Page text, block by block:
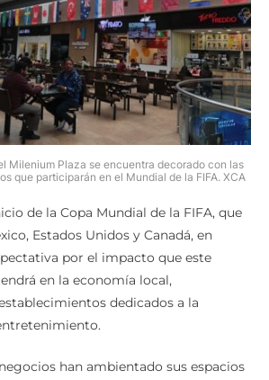
Milenium Plaza se encuentra decorado con las
que participarán en el Mundial de la FIFA. XCA
de la Copa Mundial de la FIFA, que
Estados Unidos y Canadá, en
por el impacto que este
en la economía local,
dedicados a la
han ambientado sus espacios